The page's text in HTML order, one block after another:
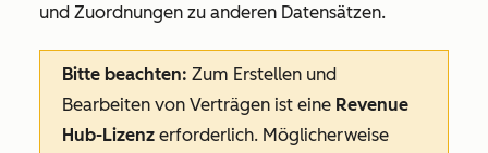
und Zuordnungen zu anderen Datensätzen.
Bitte beachten: Zum Erstellen und
Bearbeiten von Verträgen ist eine Revenue
Hub-Lizenz erforderlich. Möglicherweise